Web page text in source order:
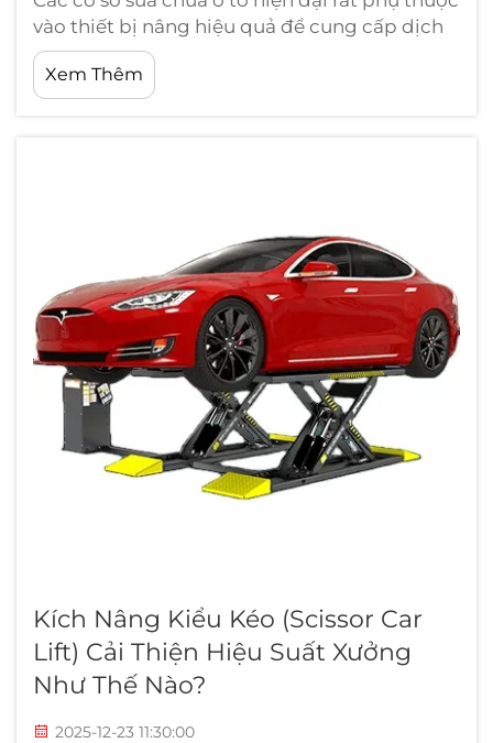
vào thiết bị nâng hiệu quả để cung cấp dịch
vụ chất lượng đồng thời đảm bảo các tiêu
chuẩn an toàn. Trong số các loại thiết bị nâng
xe hiện có, cầu nâng ô tô dạng kéo cắt đã nổi
Xem Thêm
Kích Nâng Kiểu Kéo (Scissor Car
Lift) Cải Thiện Hiệu Suất Xưởng
Như Thế Nào?
2025-12-23 11:30:00